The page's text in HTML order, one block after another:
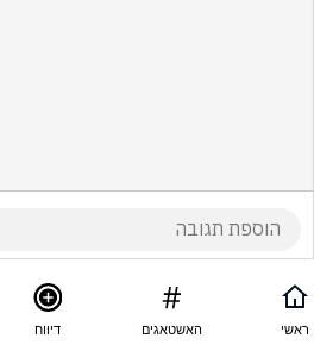
ראשי האשטאגים דיווח